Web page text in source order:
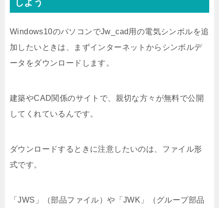
しよう
Windows10のパソコンでJw_cad用の電気シンボルを追
加したいときは、まずインターネットからシンボルデ
ータをダウンロードします。
建築やCAD関係のサイトで、親切な方々が無料で公開
してくれているんです。
ダウンロードするときに注意したいのは、ファイル形
式です。
「JWS」（部品ファイル）や「JWK」（グループ部品